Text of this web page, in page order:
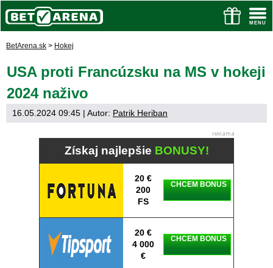
BetArena.sk > Hokej
USA proti Francúzsku na MS v hokeji
2024 naživo
16.05.2024 09:45 | Autor: Patrik Heriban
Získaj najlepšie BONUSY!
20 €
200
FS
CHCEM BONUS
20 €
4 000
€
CHCEM BONUS